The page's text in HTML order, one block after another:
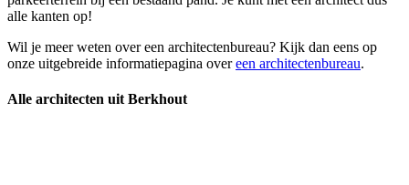
alle kanten op!
Wil je meer weten over een architectenbureau? Kijk dan eens op
onze uitgebreide informatiepagina overeen architectenbureau.
Alle architecten uit Berkhout